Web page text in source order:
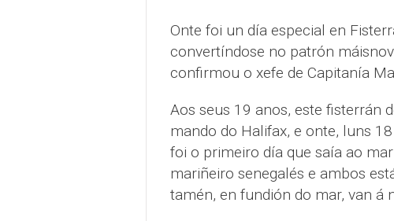
Onte foi un día especial en
convertíndose no patrón
confirmou o xefe de Capitanía
Aos seus 19 anos, este fisterrán
mando do Halifax, e onte, luns
foi o primeiro día que saía ao
mariñeiro senegalés e ambos
tamén, en fundión do mar, van á